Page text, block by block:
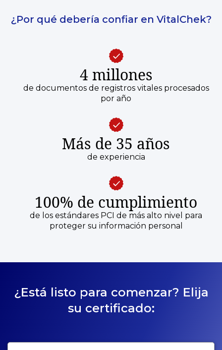
¿Por qué debería confiar en VitalChek?
4 millones
de documentos de registros vitales procesados
por año
Más de 35 años
de experiencia
100% de cumplimiento
de los estándares PCI de más alto nivel para
proteger su información personal
¿Está listo para comenzar? Elija
su certificado: